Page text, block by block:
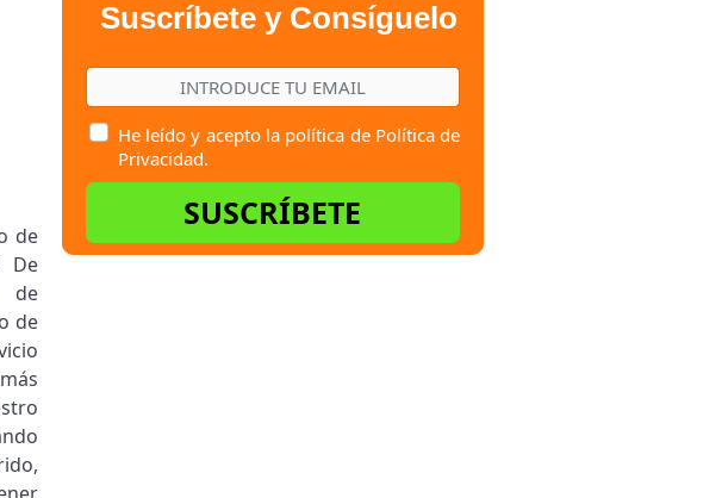
Suscríbete y Consíguelo
He leído y acepto la política de Política de
Privacidad.
SUSCRÍBETE
de
De
de
de